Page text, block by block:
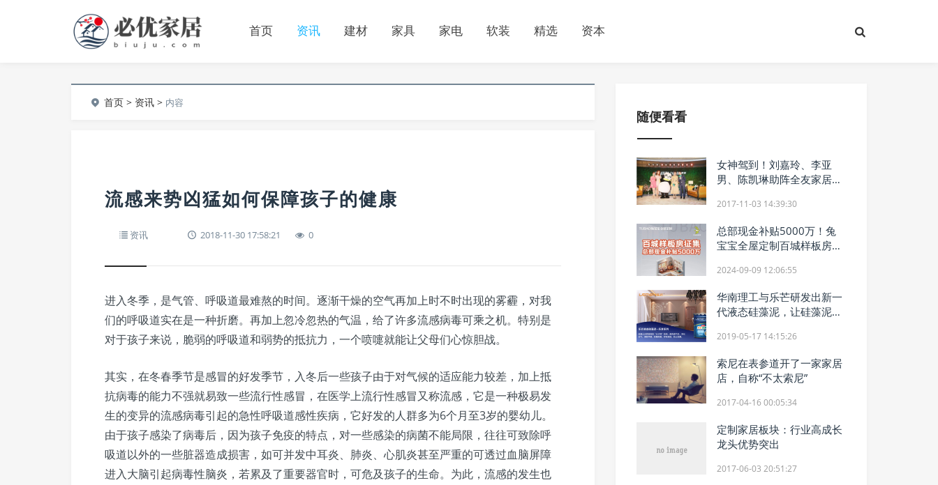
首页 资讯 建材 家具 家电 软装 精选 资本
首页 > 资讯 > 内容
流感来势凶猛如何保障孩子的健康
资讯 2018-11-30 17:58:21 0
进入冬季，是气管、呼吸道最难熬的时间。逐渐干燥的空气再加上时不时出现的雾霾，对我
们的呼吸道实在是一种折磨。再加上忽冷忽热的气温，给了许多流感病毒可乘之机。特别是
对于孩子来说，脆弱的呼吸道和弱势的抵抗力，一个喷嚏就能让父母们心惊胆战。
其实，在冬春季节是感冒的好发季节，入冬后一些孩子由于对气候的适应能力较差，加上抵
抗病毒的能力不强就易致一些流行性感冒，在医学上流行性感冒又称流感，它是一种极易发
生的变异的流感病毒引起的急性呼吸道感性疾病，它好发的人群多为6个月至3岁的婴幼儿。
由于孩子感染了病毒后，因为孩子免疫的特点，对一些感染的病菌不能局限，往往可致除呼
吸道以外的一些脏器造成损害，如可并发中耳炎、肺炎、心肌炎甚至严重的可透过血脑屏障
进入大脑引起病毒性脑炎，若累及了重要器官时，可危及孩子的生命。为此，流感的发生也
随便看看
女神驾到！刘嘉玲、李亚
男、陈凯琳助阵全友家居天
2017-11-03 14:39:30
总部现金补贴5000万！兔
宝宝全屋定制百城样板房征
2024-09-09 12:06:55
华南理工与乐芒研发出新一
代液态硅藻泥，让硅藻泥行
2019-05-17 14:15:26
索尼在表参道开了一家家居
店，自称“不太索尼”
2017-04-16 00:05:34
定制家居板块：行业高成长
龙头优势突出
2017-06-03 20:51:27